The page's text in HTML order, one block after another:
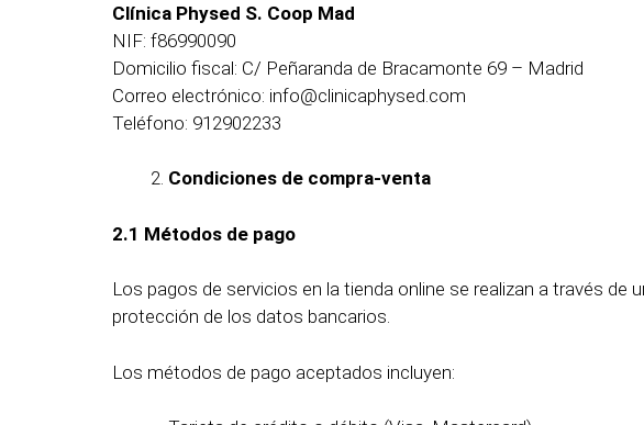
Clínica Physed S. Coop Mad
NIF: f86990090
Domicilio fiscal: C/ Peñaranda de Bracamonte 69 – Madrid
Correo electrónico: info@clinicaphysed.com
Teléfono: 912902233
Condiciones de compra-venta
2.1 Métodos de pago
Los pagos de servicios en la tienda online se realizan a través de
protección de los datos bancarios.
Los métodos de pago aceptados incluyen: